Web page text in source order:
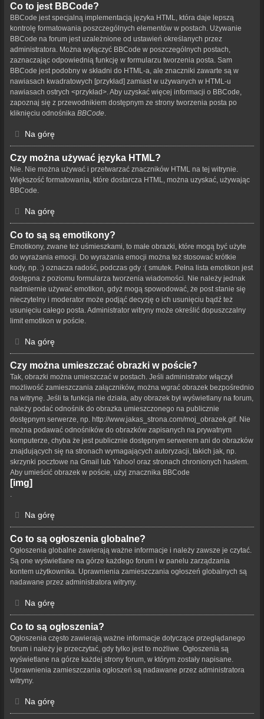
Co to jest BBCode?
BBCode jest specjalną implementacją języka HTML, która daje lepszą
kontrolę formatowania poszczególnych elementów w postach. Używanie
BBCode na forum jest uzależnione od ustawień określanych przez
administratora. Można wyłączyć BBCode w poszczególnych postach,
zaznaczając odpowiednią funkcję w formularzu tworzenia posta. Sam
BBCode jest podobny w składni do HTML-a, ale znaczniki zawarte są w
nawiasach kwadratowych [przykład] zamiast w używanych w HTML-u
nawiasach ostrych <przykład>. Aby uzyskać więcej informacji o BBCode,
zapoznaj się z przewodnikiem dostępnym ze strony tworzenia posta po
kliknięciu odnośnika BBCode
Na górę
Czy można używać języka HTML?
Nie. Nie można używać i przetwarzać znaczników HTML na tej witrynie.
Większość formatowania, które dostarcza HTML, można uzyskać, używając
BBCode.
Na górę
Co to są są emotikony?
Emotikony, zwane też uśmieszkami, to małe obrazki, które mogą być użyte
do wyrażania emocji. Do wyrażania emocji można też stosować krótkie
kody, np. :) oznacza radość, podczas gdy :( smutek. Pełna lista emotikon jest
dostępna z poziomu formularza tworzenia wiadomości. Nie należy jednak
nadmiernie używać emotikon, gdyż mogą spowodować, że post stanie się
nieczytelny i moderator może podjąć decyzję o ich usunięciu bądź też
usunięciu całego posta. Administrator witryny może określić dopuszczalny
limit emotikon w poście.
Na górę
Czy można umieszczać obrazki w poście?
Tak, obrazki można umieszczać w postach. Jeśli administrator włączył
możliwość zamieszczania załączników, można wgrać obrazek bezpośrednio
na witrynę. Jeśli ta funkcja nie działa, aby obrazek był wyświetlany na forum,
należy podać odnośnik do obrazka umieszczonego na publicznie
dostępnym serwerze, np. http://www.jakas_strona.com/moj_obrazek.gif. Nie
można podawać odnośników do obrazków zapisanych na prywatnym
komputerze, chyba że jest publicznie dostępnym serwerem ani do obrazków
znajdujących się na stronach wymagających autoryzacji, takich jak, np.
skrzynki pocztowe na Gmail lub Yahoo! oraz stronach chronionych hasłem.
Aby umieścić obrazek w poście, użyj znacznika BBCode
[img]
Na górę
Co to są ogłoszenia globalne?
Ogłoszenia globalne zawierają ważne informacje i należy zawsze je czytać.
Są one wyświetlane na górze każdego forum i w panelu zarządzania
kontem użytkownika. Uprawnienia zamieszczania ogłoszeń globalnych są
nadawane przez administratora witryny.
Na górę
Co to są ogłoszenia?
Ogłoszenia często zawierają ważne informacje dotyczące przeglądanego
forum i należy je przeczytać, gdy tylko jest to możliwe. Ogłoszenia są
wyświetlane na górze każdej strony forum, w którym zostały napisane.
Uprawnienia zamieszczania ogłoszeń są nadawane przez administratora
witryny.
Na górę